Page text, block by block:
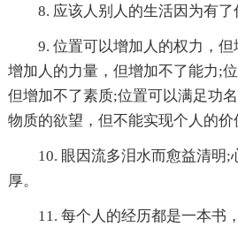
8. 应该人别人的生活因为有
9. 位置可以增加人的权力，
增加人的力量，但增加不了能力;
但增加不了素质;位置可以满足功
物质的欲望，但不能实现个人的价
10. 眼因流多泪水而愈益清明;
厚。
11. 每个人的经历都是一本书